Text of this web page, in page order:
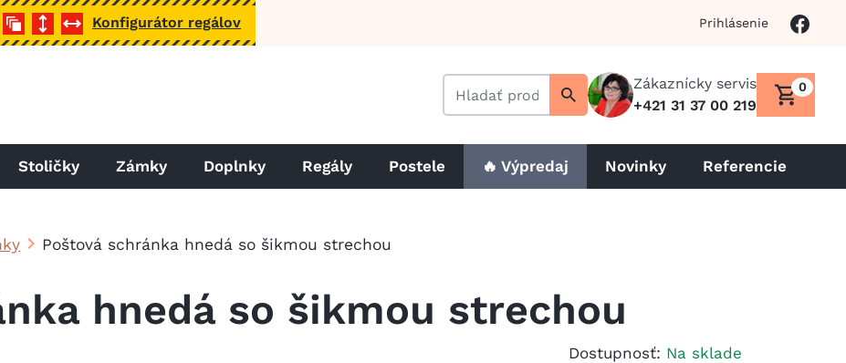
Konfigurátor regálov Prihlásenie
Zákaznícky servis
+421 31 37 00 219
0
Stoličky Zámky Doplnky Regály Postele 🔥 Výpredaj Novinky Referencie
Poštová schránka hnedá so šikmou strechou
hnedá so šikmou strechou
Dostupnosť: Na sklade